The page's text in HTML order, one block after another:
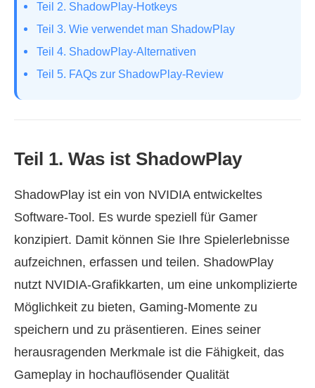
Teil 2. ShadowPlay-Hotkeys
Teil 3. Wie verwendet man ShadowPlay
Teil 4. ShadowPlay-Alternativen
Teil 5. FAQs zur ShadowPlay-Review
Teil 1. Was ist ShadowPlay
ShadowPlay ist ein von NVIDIA entwickeltes
Software-Tool. Es wurde speziell für Gamer
konzipiert. Damit können Sie Ihre Spielerlebnisse
aufzeichnen, erfassen und teilen. ShadowPlay
nutzt NVIDIA-Grafikkarten, um eine unkomplizierte
Möglichkeit zu bieten, Gaming-Momente zu
speichern und zu präsentieren. Eines seiner
herausragenden Merkmale ist die Fähigkeit, das
Gameplay in hochauflösender Qualität